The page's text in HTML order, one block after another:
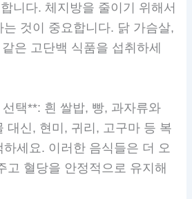
니다. 체지방을 줄이기 위해서
것이 중요합니다. 닭 가슴살,
은 고단백 식품을 섭취하세
택**: 흰 쌀밥, 빵, 과자류와
대신, 현미, 귀리, 고구마 등 복
세요. 이러한 음식들은 더 오
고 혈당을 안정적으로 유지해